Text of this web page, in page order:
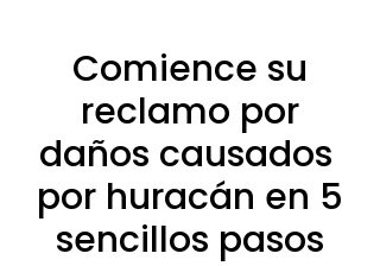
Comience su
reclamo por
daños causados ​​
por huracán en 5
sencillos pasos